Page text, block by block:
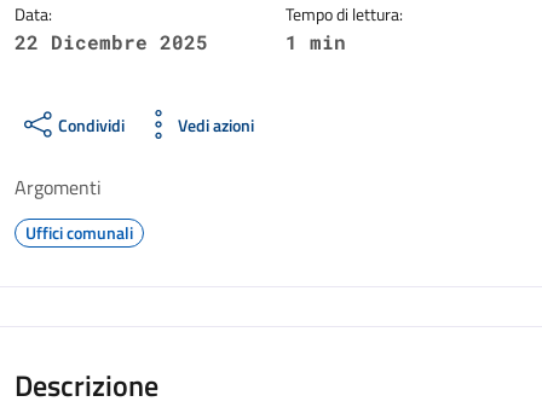
Data:
22 Dicembre 2025
Tempo di lettura:
1 min
Condividi Vedi azioni
Argomenti
Uffici comunali
Descrizione